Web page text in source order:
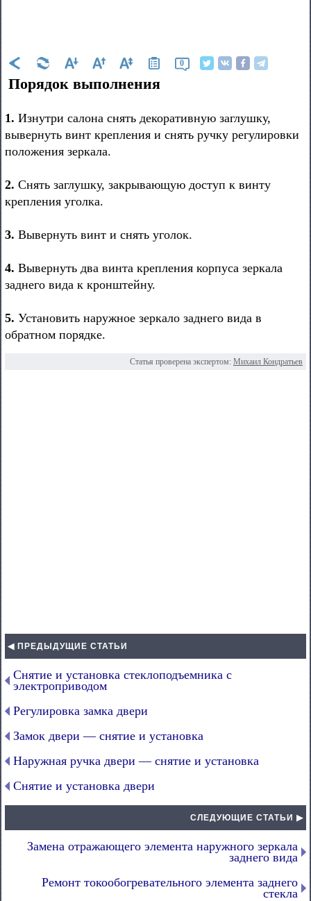
0
Порядок выполнения
1. Изнутри салона снять декоративную заглушку,
вывернуть винт крепления и снять ручку регулировки
положения зеркала.
2. Снять заглушку, закрывающую доступ к винту
крепления уголка.
3. Вывернуть винт и снять уголок.
4. Вывернуть два винта крепления корпуса зеркала
заднего вида к кронштейну.
5. Установить наружное зеркало заднего вида в
обратном порядке.
Статья проверена экспертом: Михаил Кондратьев
◀ ПРЕДЫДУЩИЕ СТАТЬИ
Снятие и установка стеклоподъемника с
электроприводом
Регулировка замка двери
Замок двери — снятие и установка
Наружная ручка двери — снятие и установка
Снятие и установка двери
СЛЕДУЮЩИЕ СТАТЬИ ▶
Замена отражающего элемента наружного зеркала
заднего вида
Ремонт токообогревательного элемента заднего
стекла